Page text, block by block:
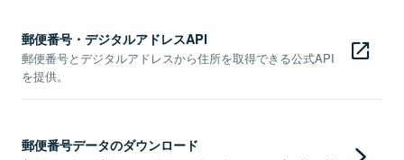
郵便番号・デジタルアドレスAPI
郵便番号とデジタルアドレスから住所を取得できる公式API
を提供。
郵便番号データのダウンロード